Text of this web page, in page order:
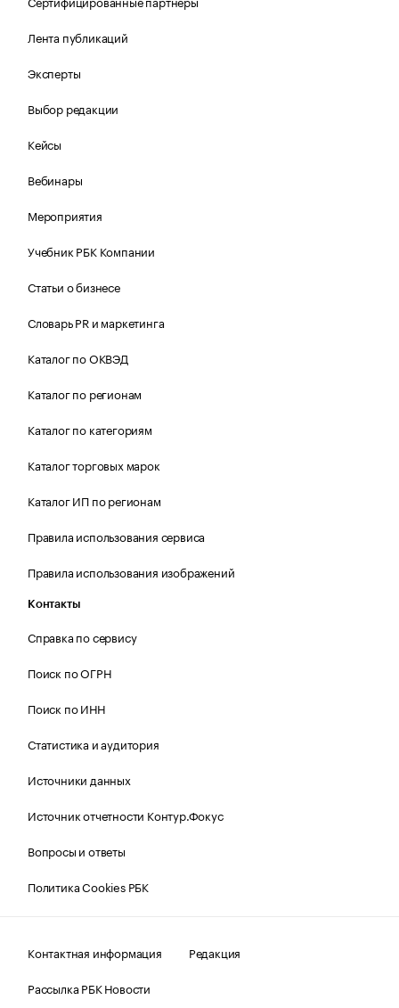
Лента публикаций
Эксперты
Выбор редакции
Кейсы
Вебинары
Мероприятия
Учебник РБК Компании
Статьи о бизнесе
Словарь PR и маркетинга
Каталог по ОКВЭД
Каталог по регионам
Каталог по категориям
Каталог торговых марок
Каталог ИП по регионам
Правила использования сервиса
Правила использования изображений
Контакты
Справка по сервису
Поиск по ОГРН
Поиск по ИНН
Статистика и аудитория
Источники данных
Источник отчетности Контур.Фокус
Вопросы и ответы
Политика Cookies РБК
Контактная информация
Редакция
Рассылка РБК Новости